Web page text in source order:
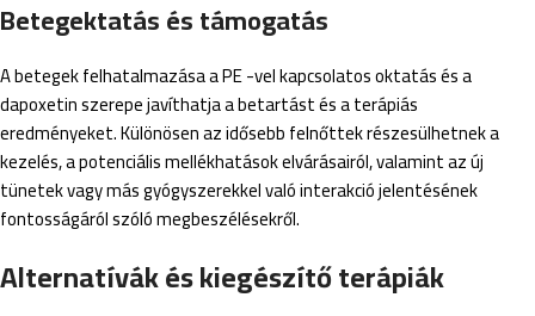
Betegektatás és támogatás
A betegek felhatalmazása a PE -vel kapcsolatos oktatás és a
dapoxetin szerepe javíthatja a betartást és a terápiás
eredményeket. Különösen az idősebb felnőttek részesülhetnek a
kezelés, a potenciális mellékhatások elvárásairól, valamint az új
tünetek vagy más gyógyszerekkel való interakció jelentésének
fontosságáról szóló megbeszélésekről.
Alternatívák és kiegészítő terápiák